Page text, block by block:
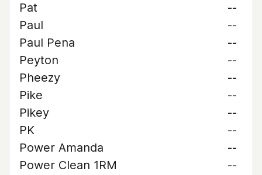
Pat
--
Paul
--
Paul Pena
--
Peyton
--
Pheezy
--
Pike
--
Pikey
--
PK
--
Power Amanda
--
Power Clean 1RM
--